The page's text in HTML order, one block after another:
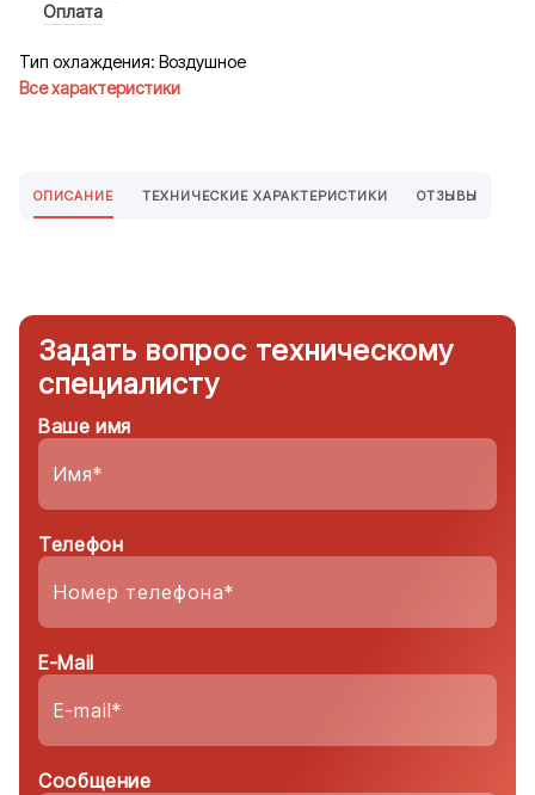
Оплата
Тип охлаждения: Воздушное
Все характеристики
ОПИСАНИЕ ТЕХНИЧЕСКИЕ ХАРАКТЕРИСТИКИ ОТЗЫВЫ
Задать вопрос техническому
специалисту
Ваше имя
Телефон
E-Mail
Сообщение